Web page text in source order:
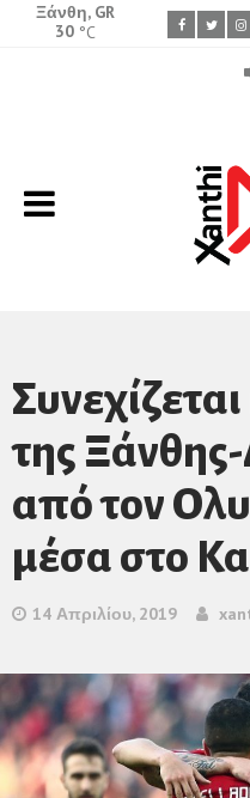
Ξάνθη, GR
30 °C
της
από τον
μέσα στο
14 Απριλίου, 2019